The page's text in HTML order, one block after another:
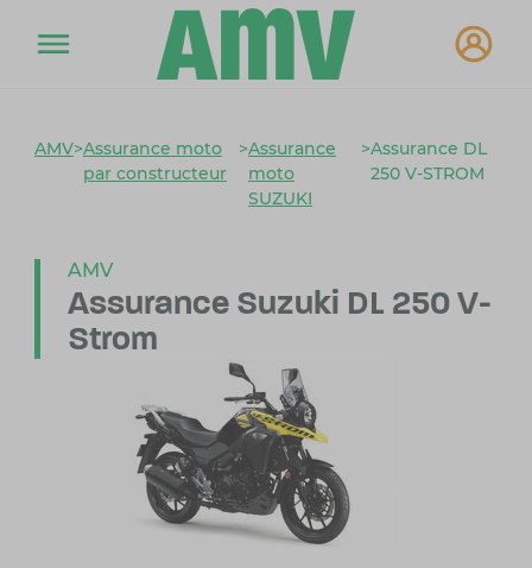
AMV>Assurance moto
par constructeur
>Assurance
moto
SUZUKI
>Assurance DL
250 V-STROM
AMV
Assurance Suzuki DL 250 V-
Strom